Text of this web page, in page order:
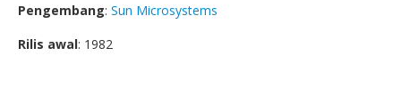
Pengembang: Sun Microsystems
Rilis awal: 1982